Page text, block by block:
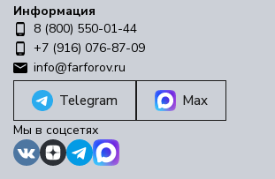
Информация
8 (800) 550-01-44
+7 (916) 076-87-09
info@farforov.ru
Telegram Max
Мы в соцсетях